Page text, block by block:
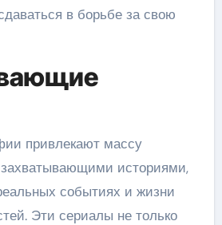
в борьбе за свою
привлекают массу
историями,
событиях и жизни
Эти сериалы не только